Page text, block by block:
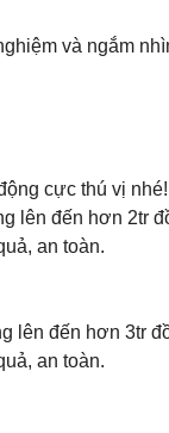
và ngắm
cực thú vị nhé!
lên đến hơn 2tr
an toàn.
lên đến hơn 3tr
an toàn.